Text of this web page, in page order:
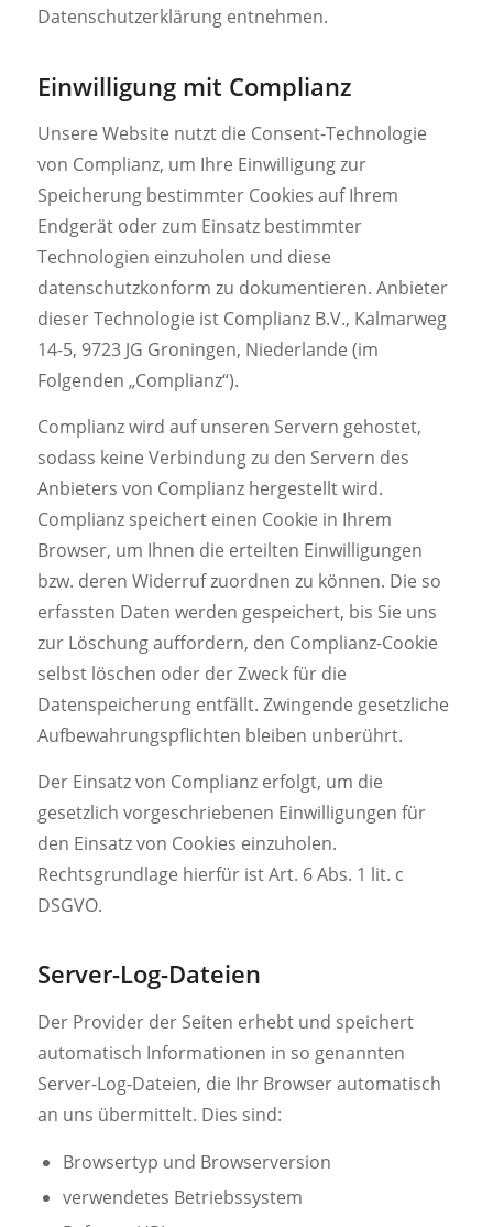
Datenschutzerklärung entnehmen.
Einwilligung mit Complianz
Unsere Website nutzt die Consent-Technologie
von Complianz, um Ihre Einwilligung zur
Speicherung bestimmter Cookies auf Ihrem
Endgerät oder zum Einsatz bestimmter
Technologien einzuholen und diese
datenschutzkonform zu dokumentieren. Anbieter
dieser Technologie ist Complianz B.V., Kalmarweg
14-5, 9723 JG Groningen, Niederlande (im
Folgenden „Complianz“).
Complianz wird auf unseren Servern gehostet,
sodass keine Verbindung zu den Servern des
Anbieters von Complianz hergestellt wird.
Complianz speichert einen Cookie in Ihrem
Browser, um Ihnen die erteilten Einwilligungen
bzw. deren Widerruf zuordnen zu können. Die so
erfassten Daten werden gespeichert, bis Sie uns
zur Löschung auffordern, den Complianz-Cookie
selbst löschen oder der Zweck für die
Datenspeicherung entfällt. Zwingende gesetzliche
Aufbewahrungspflichten bleiben unberührt.
Der Einsatz von Complianz erfolgt, um die
gesetzlich vorgeschriebenen Einwilligungen für
den Einsatz von Cookies einzuholen.
Rechtsgrundlage hierfür ist Art. 6 Abs. 1 lit. c
DSGVO.
Server-Log-Dateien
Der Provider der Seiten erhebt und speichert
automatisch Informationen in so genannten
Server-Log-Dateien, die Ihr Browser automatisch
an uns übermittelt. Dies sind:
Browsertyp und Browserversion
verwendetes Betriebssystem